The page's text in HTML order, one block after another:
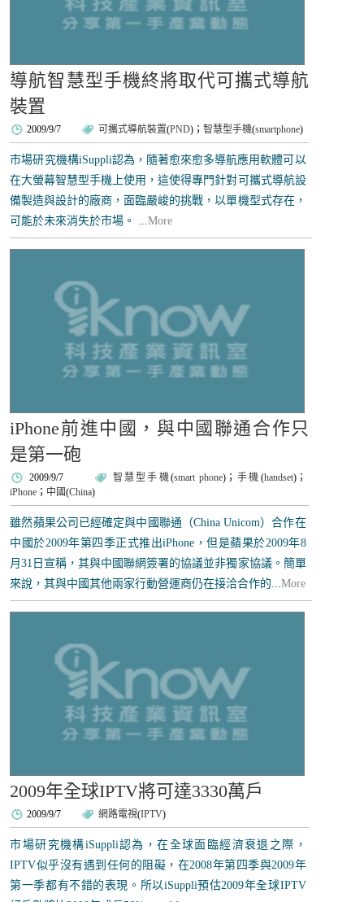
導航智慧型手機終將取代可攜式導航
裝置
2009/9/7 可攜式導航裝置(PND)；智慧型手機(smartphone)
市場研究機構iSuppli認為，隨著愈來愈多導航應用軟體可以
在大螢幕智慧型手機上使用，這使得專門針對可攜式導航設
備製造與設計的廠商，面臨嚴峻的挑戰，以單機型式存在，
可能於未來消失於市場。 ...More
iPhone前進中國，與中國聯通合作只
是第一砲
2009/9/7 智慧型手機(smart phone)； 手機 (handset)；
iPhone ； 中國(China)
雖然蘋果公司已經確定與中國聯通（China Unicom）合作在
中國於2009年第四季正式推出iPhone，但是蘋果於2009年8
月31日宣稱，其與中國聯網簽署的協議並非獨家協議。簡單
來說，其與中國其他兩家行動營運商仍在接洽合作的...More
2009年全球IPTV將可達3330萬戶
2009/9/7 網路電視(IPTV)
市場研究機構iSuppli認為，在全球面臨經濟衰退之際，
IPTV似乎沒有遇到任何的阻礙，在2008年第四季與2009年
第一季都有不錯的表現。所以iSuppli預估2009年全球IPTV